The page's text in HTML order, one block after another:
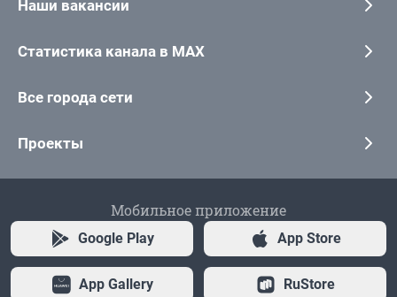
Наши вакансии
Статистика канала в MAX
Все города сети
Проекты
Мобильное приложение
Google Play App Store
App Gallery RuStore